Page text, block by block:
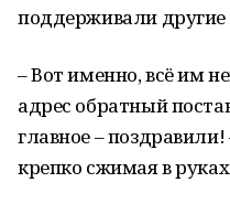
поддерживали
– Вот именно, всё им
адрес обратный
главное –
крепко сжимая в